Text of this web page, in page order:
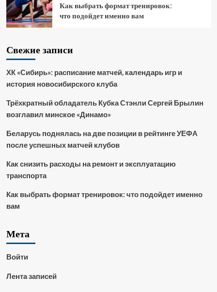
Как выбрать формат тренировок:
что подойдет именно вам
Свежие записи
ХК «Сибирь»: расписание матчей, календарь игр и
история новосибирского клуба
Трёхкратный обладатель Кубка Стэнли Сергей Брылин
возглавил минское «Динамо»
Беларусь поднялась на две позиции в рейтинге УЕФА
после успешных матчей клубов
Как снизить расходы на ремонт и эксплуатацию
транспорта
Как выбрать формат тренировок: что подойдет именно
вам
Мета
Войти
Лента записей